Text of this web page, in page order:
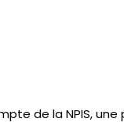
de la NPIS,